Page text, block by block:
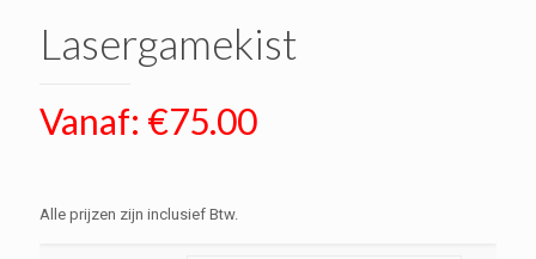
Lasergamekist
Vanaf: €75.00
Alle prijzen zijn inclusief Btw.